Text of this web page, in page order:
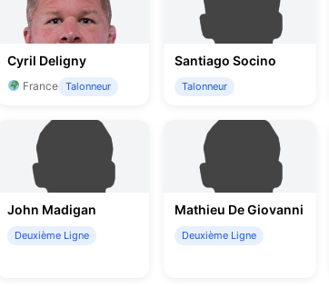
Cyril Deligny
France Talonneur
Santiago Socino
Talonneur
John Madigan
Deuxième Ligne
Mathieu De Giovanni
Deuxième Ligne